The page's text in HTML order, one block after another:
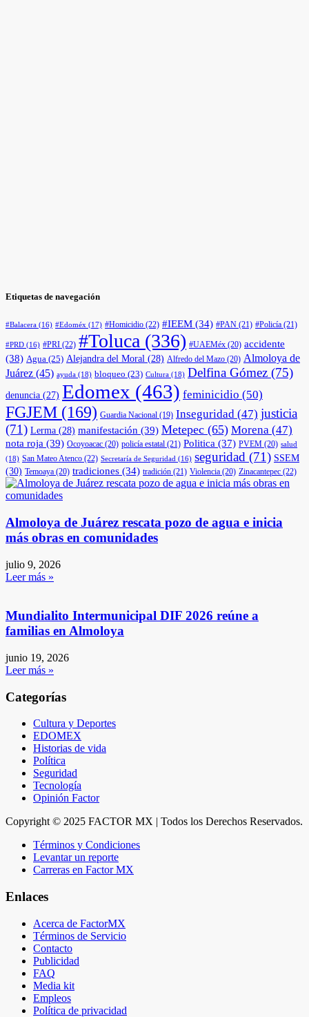
Etiquetas de navegación
#Balacera (16) #Edoméx (17) #Homicidio (22) #IEEM (34) #PAN (21) #Policía (21)
#PRD (16) #PRI (22) #Toluca (336) #UAEMéx (20) accidente
(38) Agua (25) Alejandra del Moral (28) Alfredo del Mazo (20) Almoloya de
Juárez (45) ayuda (18) bloqueo (23) Cultura (18) Delfina Gómez (75)
denuncia (27) Edomex (463) feminicidio (50)
FGJEM (169) Guardia Nacional (19) Inseguridad (47) justicia
(71) Lerma (28) manifestación (39) Metepec (65) Morena (47)
nota roja (39) Ocoyoacac (20) policía estatal (21) Politica (37) PVEM (20) salud
(18) San Mateo Atenco (22) Secretaría de Seguridad (16) seguridad (71) SSEM
(30) Temoaya (20) tradiciones (34) tradición (21) Violencia (20) Zinacantepec (22)
Almoloya de Juárez rescata pozo de agua e inicia
más obras en comunidades
julio 9, 2026
Leer más »
Mundialito Intermunicipal DIF 2026 reúne a
familias en Almoloya
junio 19, 2026
Leer más »
Categorías
Cultura y Deportes
EDOMEX
Historias de vida
Política
Seguridad
Tecnología
Opinión Factor
Copyright © 2025 FACTOR MX | Todos los Derechos Reservados.
Términos y Condiciones
Levantar un reporte
Carreras en Factor MX
Enlaces
Acerca de FactorMX
Términos de Servicio
Contacto
Publicidad
FAQ
Media kit
Empleos
Política de privacidad